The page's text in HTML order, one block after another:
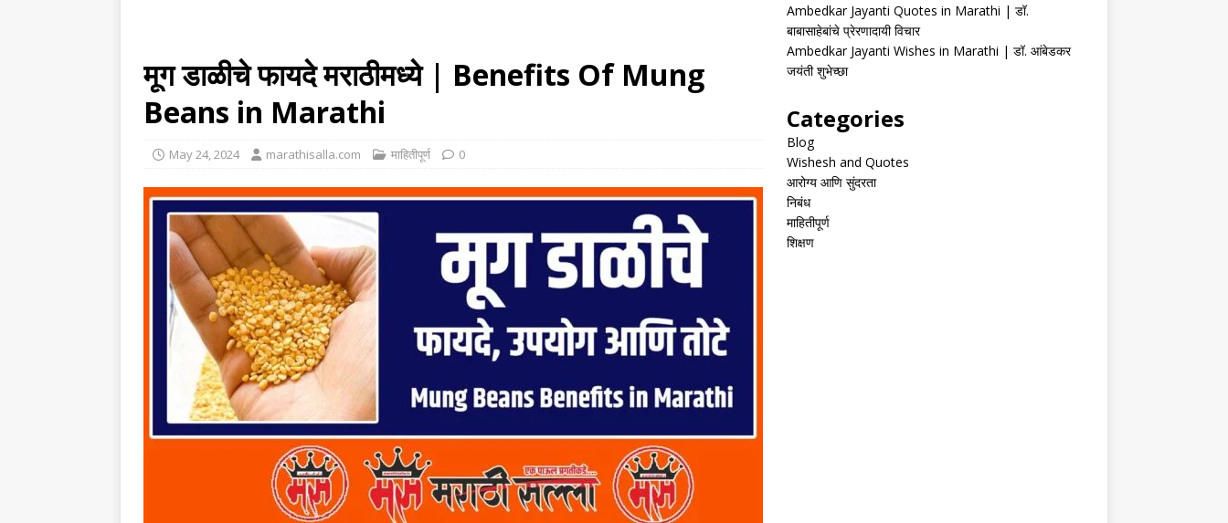
मूग डाळीचे फायदे मराठीमध्ये | Benefits Of Mung
Beans in Marathi
May 24, 2024 marathisalla.com माहितीपूर्ण 0
Ambedkar Jayanti Quotes in Marathi | डॉ.
बाबासाहेबांचे प्रेरणादायी विचार
Ambedkar Jayanti Wishes in Marathi | डॉ. आंबेडकर
जयंती शुभेच्छा
Categories
Blog
Wishesh and Quotes
आरोग्य आणि सुंदरता
निबंध
माहितीपूर्ण
शिक्षण